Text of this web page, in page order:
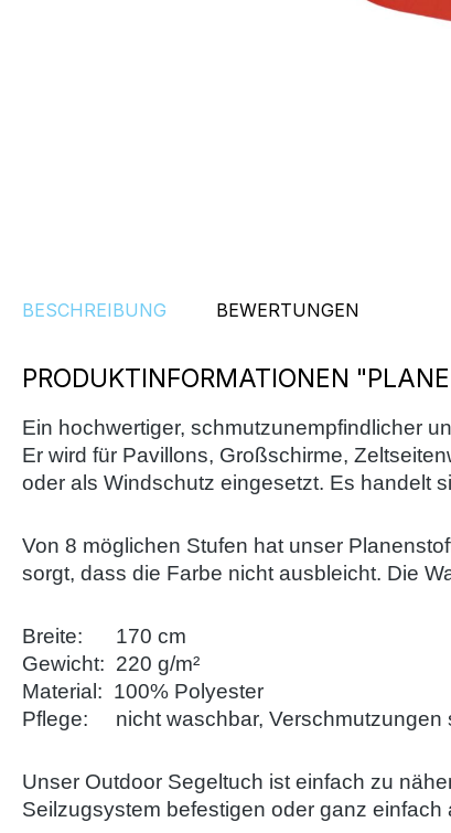
BESCHREIBUNG BEWERTUNGEN
PRODUKTINFORMATIONEN
Ein hochwertiger, schmutzunempfindlicher
Er wird für Pavillons, Großschirme,
oder als Windschutz eingesetzt. Es handelt
Von 8 möglichen Stufen hat unser
sorgt, dass die Farbe nicht ausbleicht. Die
Breite: 170 cm
Gewicht: 220 g/m²
Material: 100% Polyester
Pflege: nicht waschbar, Verschmutzungen
Unser Outdoor Segeltuch ist einfach zu
Seilzugsystem befestigen oder ganz einfach